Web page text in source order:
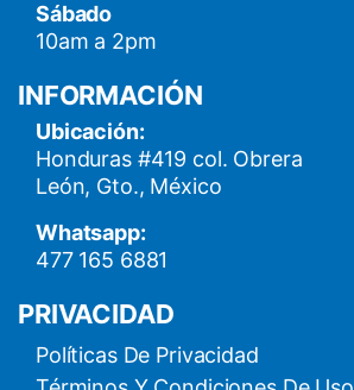
Sábado
10am a 2pm
INFORMACIÓN
Ubicación:
Honduras #419 col. Obrera
León, Gto., México
Whatsapp:
477 165 6881
PRIVACIDAD
Políticas De Privacidad